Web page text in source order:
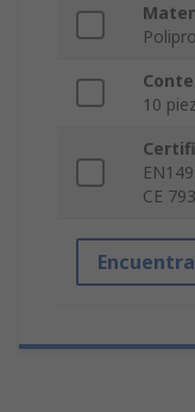
10
CE